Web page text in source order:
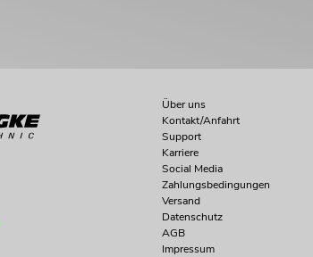
Über uns
Kontakt/Anfahrt
Support
Karriere
Social Media
Zahlungsbedingungen
Versand
Datenschutz
AGB
Impressum